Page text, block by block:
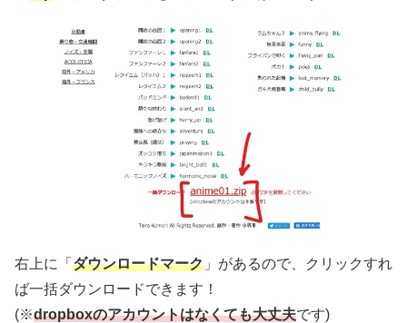
右上に「 ダウンロードマーク 」があるので、クリックすれ
ば一括ダウンロードできます！
(※dropboxのアカウントはなくても大丈夫です)